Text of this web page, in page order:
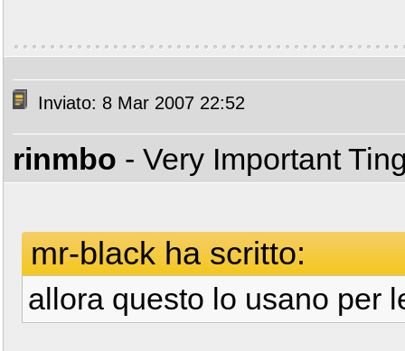
Inviato: 8 Mar 2007 22:52
rinmbo - Very Important
mr-black ha scritto:
allora questo lo usano per